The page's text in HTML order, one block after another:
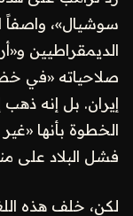
سوشيال»، واصفاً
الديمقراطيين
صلاحياته «في
إيران. بل إنه
الخطوة بأنها
فشل البلاد على
لكن، خلف هذه